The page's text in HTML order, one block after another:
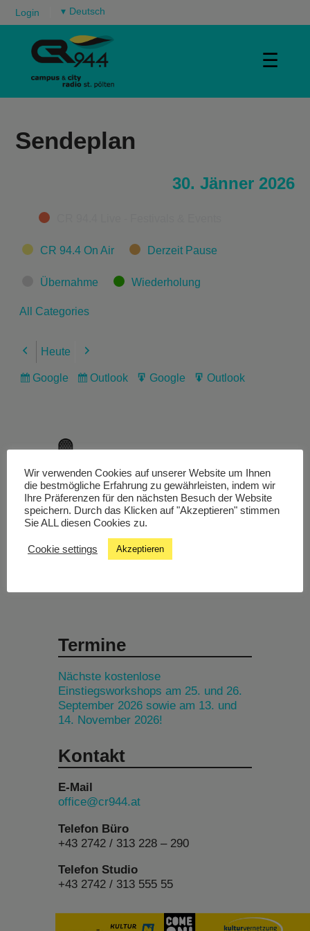
Login ▾
☰
Sendeplan
30. Jänner 2026
Categories
CR 94.4 On Air Derzeit Pause
Übernahme Wiederholung
All Categories
Previous
Heute Next
Subscribe
Google
Subscribe
Outlook
Export
Google
Export
Outlook
Livestream
Studiochat
Termine
Nächste kostenlose
Einstiegsworkshops am 25. und 26.
September 2026 sowie am 13. und
14. November 2026!
Kontakt
E-Mail
office@cr944.at
Telefon Büro
+43 2742 / 313 228 – 290
Telefon Studio
+43 2742 / 313 555 55
Wir verwenden Cookies auf unserer Website um Ihnen
die bestmögliche Erfahrung zu gewährleisten, indem wir
Ihre Präferenzen für den nächsten Besuch der Website
speichern. Durch das Klicken auf "Akzeptieren" stimmen
Sie ALL diesen Cookies zu.
Cookie settings Akzeptieren